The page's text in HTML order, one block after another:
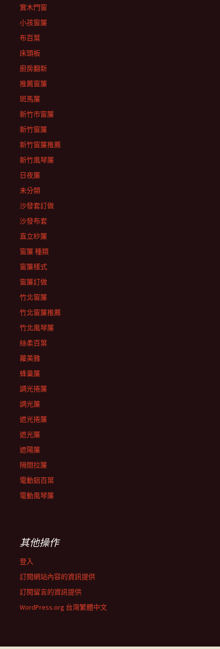
實木門窗
小孩窗簾
布百葉
床頭板
廚房翻新
推薦窗簾
斑馬簾
新竹市窗簾
新竹窗簾
新竹窗簾推薦
新竹風琴簾
日夜簾
未分類
沙發套訂做
沙發布套
直立紗簾
窗簾 種類
窗簾樣式
窗簾訂做
竹北窗簾
竹北窗簾推薦
竹北風琴簾
絲柔百葉
蘿美雅
蜂巢簾
調光捲簾
調光簾
遮光捲簾
遮光簾
遮陽簾
隔間拉簾
電動鋁百葉
電動風琴簾
其他操作
登入
訂閱網站內容的資訊提供
訂閱留言的資訊提供
WordPress.org 台灣繁體中文